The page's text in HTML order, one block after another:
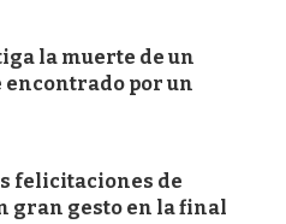
la muerte de un
encontrado por un
felicitaciones de
gran gesto en la final